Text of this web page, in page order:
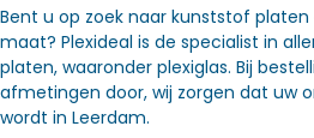
Bent u op zoek naar kunststof platen
maat? Plexideal is de specialist in
platen, waaronder plexiglas. Bij
afmetingen door, wij zorgen dat uw
wordt in Leerdam.